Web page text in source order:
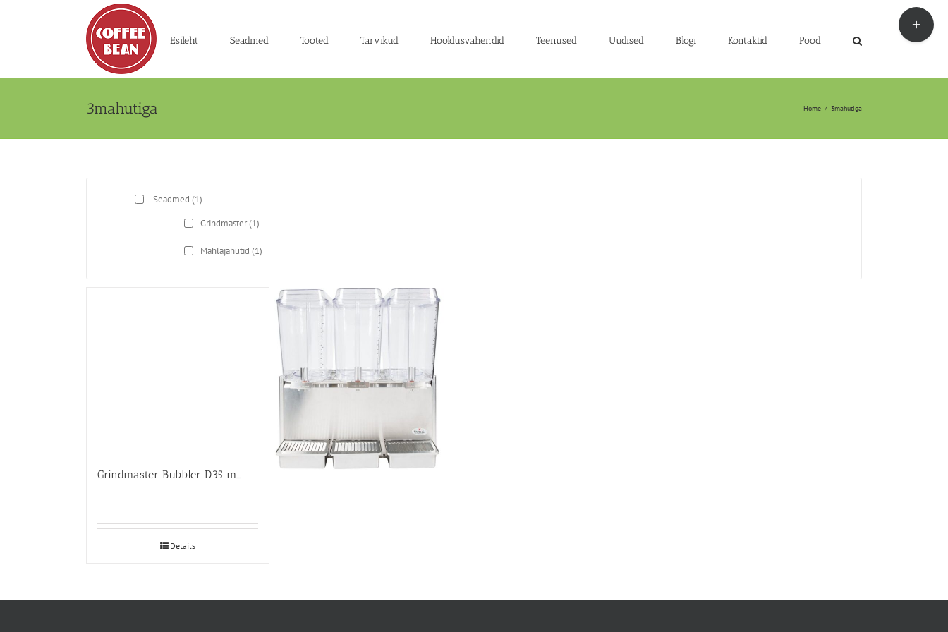
Esileht Seadmed Tooted Tarvikud Hooldusvahendid Teenused Uudised Blogi Kontaktid Pood
3mahutiga Home / 3mahutiga
Seadmed (1)
Grindmaster(1)
Mahlajahutid (1)
Grindmaster Bubbler D35 mahlajahuti
Details
Toggle
Sliding
Bar